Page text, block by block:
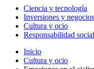
Ciencia y tecnología
Inversiones y negocios
Cultura y ocio
Responsabilidad social
Inicio
Cultura y ocio